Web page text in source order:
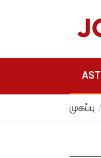
முகப்பு /